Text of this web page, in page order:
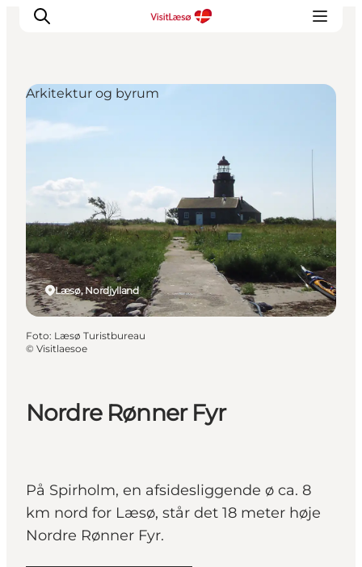
Nordre Rønner Fyr
På Spirholm, en afsidesliggende ø ca. 8
km nord for Læsø, står det 18 meter høje
Nordre Rønner Fyr.
Læsø, Nordjylland
Arkitektur og byrum
Foto: Læsø Turistbureau
© Visitlaesoe